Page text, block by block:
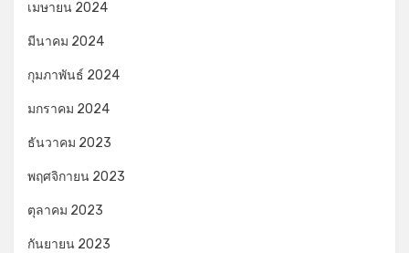
เมษายน 2024
มีนาคม 2024
กุมภาพันธ์ 2024
มกราคม 2024
ธันวาคม 2023
พฤศจิกายน 2023
ตุลาคม 2023
กันยายน 2023